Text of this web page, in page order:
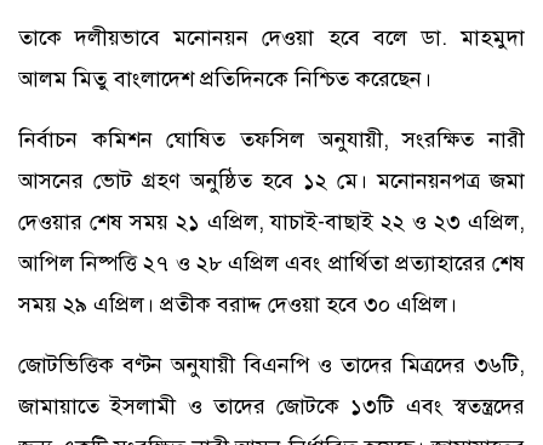
তাকে দলীয়ভাবে মনোনয়ন দেওয়া হবে বলে ডা. মাহমুদা
আলম মিতু বাংলাদেশ প্রতিদিনকে নিশ্চিত করেছেন।
নির্বাচন কমিশন ঘোষিত তফসিল অনুযায়ী, সংরক্ষিত নারী
আসনের ভোট গ্রহণ অনুষ্ঠিত হবে ১২ মে। মনোনয়নপত্র জমা
দেওয়ার শেষ সময় ২১ এপ্রিল, যাচাই-বাছাই ২২ ও ২৩ এপ্রিল,
আপিল নিষ্পত্তি ২৭ ও ২৮ এপ্রিল এবং প্রার্থিতা প্রত্যাহারের শেষ
সময় ২৯ এপ্রিল। প্রতীক বরাদ্দ দেওয়া হবে ৩০ এপ্রিল।
জোটভিত্তিক বণ্টন অনুযায়ী বিএনপি ও তাদের মিত্রদের ৩৬টি,
জামায়াতে ইসলামী ও তাদের জোটকে ১৩টি এবং স্বতন্ত্রদের